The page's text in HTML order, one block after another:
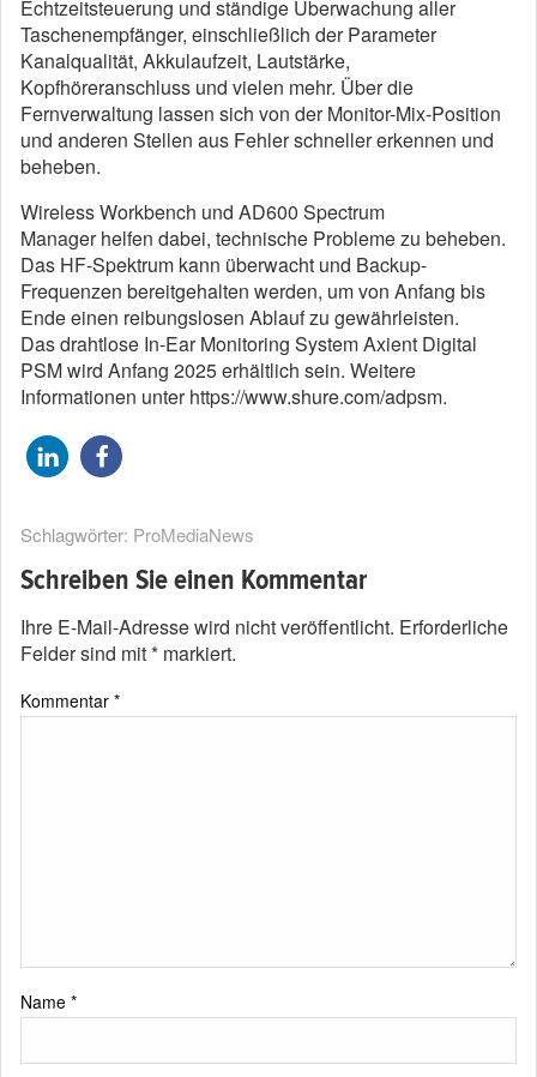
Echtzeitsteuerung und ständige Überwachung aller
Taschenempfänger, einschließlich der Parameter
Kanalqualität, Akkulaufzeit, Lautstärke,
Kopfhöreranschluss und vielen mehr. Über die
Fernverwaltung lassen sich von der Monitor-Mix-Position
und anderen Stellen aus Fehler schneller erkennen und
beheben.
Wireless Workbench und AD600 Spectrum
Manager helfen dabei, technische Probleme zu beheben.
Das HF-Spektrum kann überwacht und Backup-
Frequenzen bereitgehalten werden, um von Anfang bis
Ende einen reibungslosen Ablauf zu gewährleisten.
Das drahtlose In-Ear Monitoring System Axient Digital
PSM wird Anfang 2025 erhältlich sein. Weitere
Informationen unter https://www.shure.com/adpsm.
Schlagwörter: ProMediaNews
Schreiben Sie einen Kommentar
Ihre E-Mail-Adresse wird nicht veröffentlicht. Erforderliche
Felder sind mit* markiert.
Kommentar *
Name *